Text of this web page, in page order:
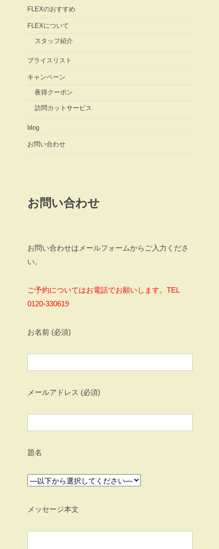
FLEXのおすすめ
FLEXについて
スタッフ紹介
プライスリスト
キャンペーン
夜得クーポン
訪問カットサービス
blog
お問い合わせ
お問い合わせ
お問い合わせはメールフォームからご入力くださ
い。
ご予約についてはお電話でお願いします。TEL
0120-330619
お名前 (必須)
メールアドレス (必須)
題名
メッセージ本文